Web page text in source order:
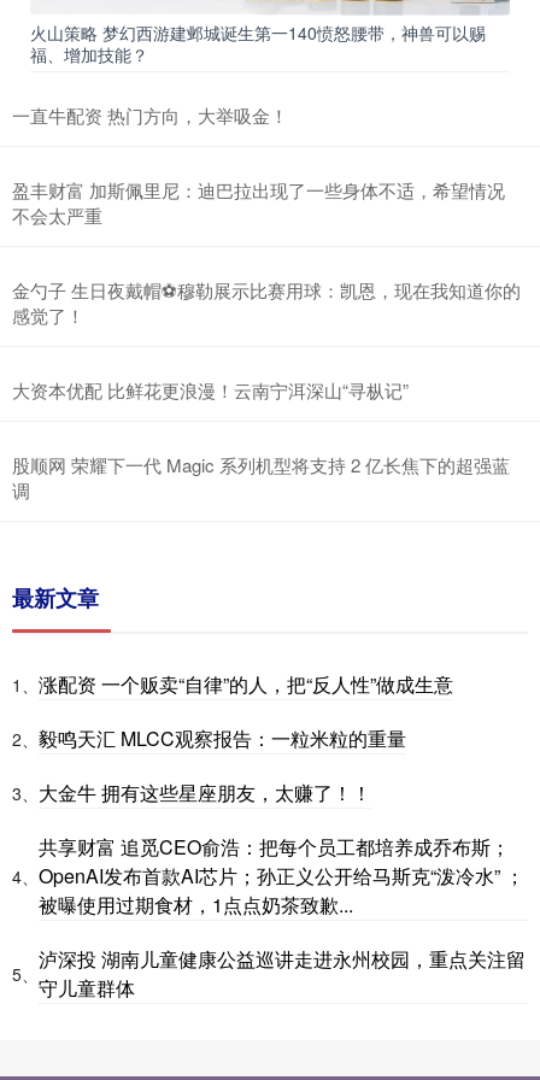
火山策略 梦幻西游建邺城诞生第一140愤怒腰带，神兽可以赐
福、增加技能？
一直牛配资 热门方向，大举吸金！
盈丰财富 加斯佩里尼：迪巴拉出现了一些身体不适，希望情况
不会太严重
金勺子 生日夜戴帽⚽穆勒展示比赛用球：凯恩，现在我知道你的
感觉了！
大资本优配 比鲜花更浪漫！云南宁洱深山“寻枞记”
股顺网 荣耀下一代 Magic 系列机型将支持 2 亿长焦下的超强蓝
调
最新文章
1、 涨配资 一个贩卖“自律”的人，把“反人性”做成生意
2、 毅鸣天汇 MLCC观察报告：一粒米粒的重量
3、 大金牛 拥有这些星座朋友，太赚了！！
4、
共享财富 追觅CEO俞浩：把每个员工都培养成乔布斯；
OpenAI发布首款AI芯片；孙正义公开给马斯克“泼冷水” ；
被曝使用过期食材，1点点奶茶致歉...
5、
泸深投 湖南儿童健康公益巡讲走进永州校园，重点关注留
守儿童群体